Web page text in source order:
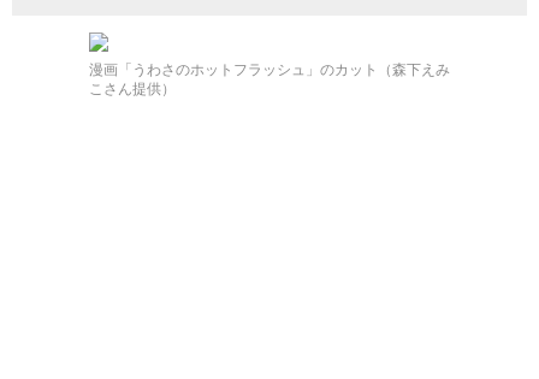
漫画「うわさのホットフラッシュ」のカット（森下えみ
こさん提供）